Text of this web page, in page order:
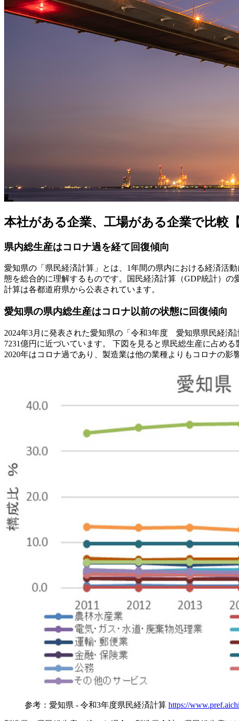
本社がある企業、工場がある企業で比較【
県内総生産はコロナ過を経て回復傾向
愛知県の「県民経済計算」とは、1年間の県内における経済活
態を総合的に理解するものです。国民経済計算（GDP統計）
計算は各都道府県から公表されています。
愛知県の県内総生産はコロナ以前の状態に回復傾向
2024年3月に発表された愛知県の「令和3年度 愛知県県民経済
7231億円に近づいています。 下図を見ると県民総生産に占め
2020年はコロナ過であり、製造業は他の業種よりもコロナの影
参考：愛知県 - 令和3年度県民経済計算 https://